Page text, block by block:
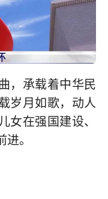
，承载着中华民
岁月如歌，动人
女在强国建设、
。